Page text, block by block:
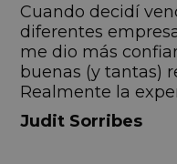
Cuando decidí
diferentes
me dio más
buenas (y tantas)
Realmente la
buena, Carolina
y profesional.
Judit Sorribes